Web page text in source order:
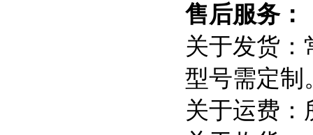
售后服务：
关于发货：
型号需定制
关于运费：